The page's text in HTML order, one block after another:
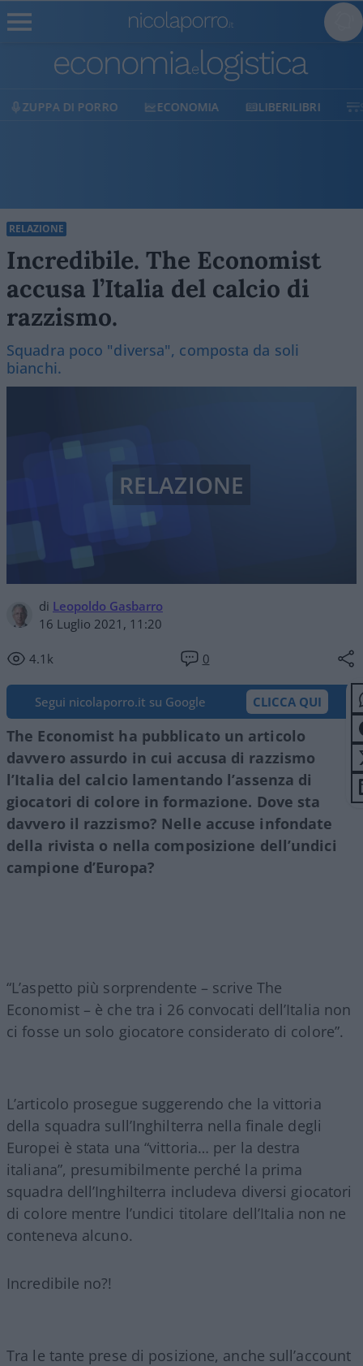
ECONOMIA LIBERILIBRI SHOP SOSTIENICI
RELAZIONE
Incredibile. The Economist
accusa l’Italia del calcio di
razzismo.
Squadra poco "diversa", composta da soli
bianchi.
di Leopoldo Gasbarro
16 Luglio 2021, 11:20
4.1k 0
RELAZIONE
Segui nicolaporro.it su Google CLICCA QUI
The Economist ha pubblicato un articolo
davvero assurdo in cui accusa di razzismo
l’Italia del calcio lamentando l’assenza di
giocatori di colore in formazione. Dove sta
davvero il razzismo? Nelle accuse infondate
della rivista o nella composizione dell’undici
campione d’Europa?
“L’aspetto più sorprendente – scrive The
Economist – è che tra i 26 convocati dell’Italia non
ci fosse un solo giocatore considerato di colore”.
L’articolo prosegue suggerendo che la vittoria
della squadra sull’Inghilterra nella finale degli
Europei è stata una “vittoria… per la destra
italiana”, presumibilmente perché la prima
squadra dell’Inghilterra includeva diversi giocatori
di colore mentre l’undici titolare dell’Italia non ne
conteneva alcuno.
Incredibile no?!
Tra le tante prese di posizione, anche sull’account